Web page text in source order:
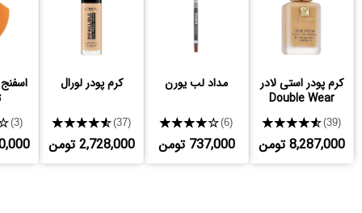
کرم پودر استی لادر
Double Wear
★★★★★(39)
8,287,000 تومن
مداد لب یورن
★★★★★(6)
737,000 تومن
کرم پودر لورال
★★★★★(37)
2,728,000 تومن
(3)